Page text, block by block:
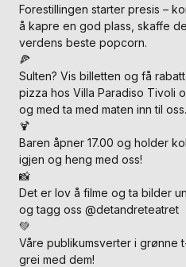
Forestillingen starter presis –
å kapre en god plass, skaffe
verdens beste popcorn.
🍕
Sulten? Vis billetten og få
pizza hos Villa Paradiso Tivoli
og med ta med maten inn til oss.
🍹
Baren åpner 17.00 og holder
igjen og heng med oss!
📸
Det er lov å filme og ta bilder
og tagg oss @detandreteatret
💚
Våre publikumsverter i
grei med dem!